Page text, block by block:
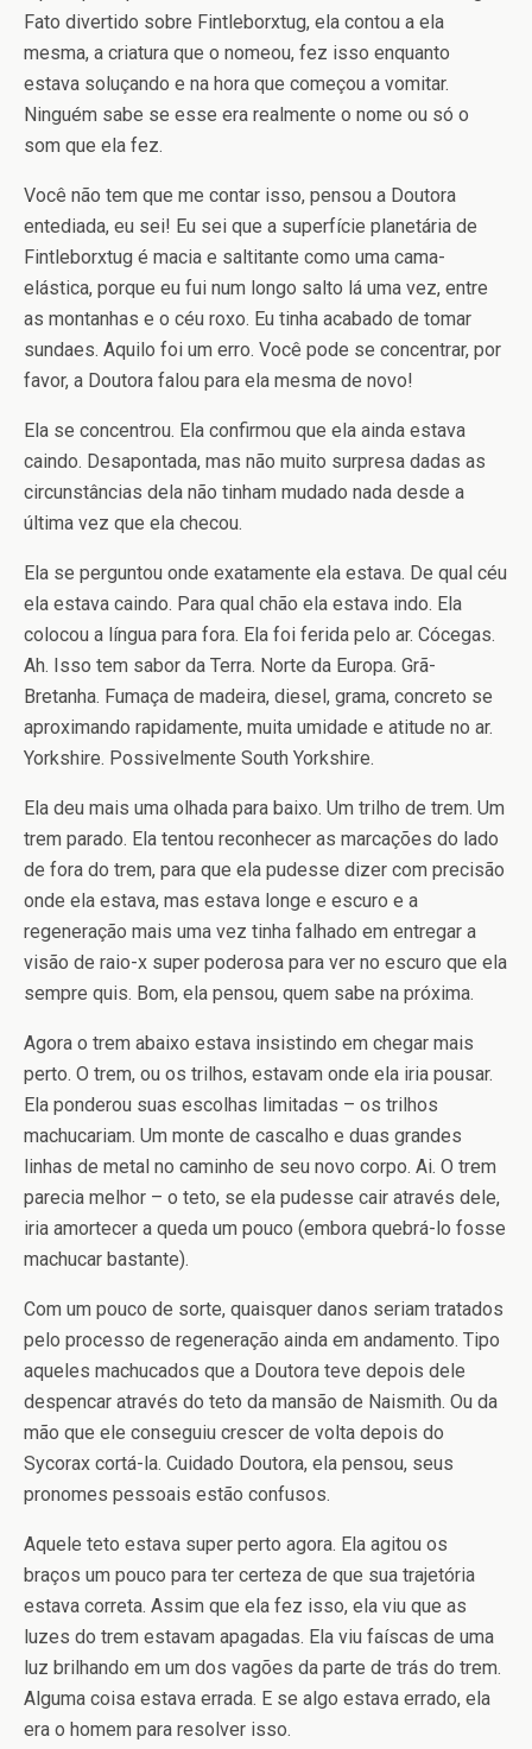
Fato divertido sobre Fintleborxtug, ela contou a ela
mesma, a criatura que o nomeou, fez isso enquanto
estava soluçando e na hora que começou a vomitar.
Ninguém sabe se esse era realmente o nome ou só o
som que ela fez.
Você não tem que me contar isso, pensou a Doutora
entediada, eu sei! Eu sei que a superfície planetária de
Fintleborxtug é macia e saltitante como uma cama-
elástica, porque eu fui num longo salto lá uma vez, entre
as montanhas e o céu roxo. Eu tinha acabado de tomar
sundaes. Aquilo foi um erro. Você pode se concentrar, por
favor, a Doutora falou para ela mesma de novo!
Ela se concentrou. Ela confirmou que ela ainda estava
caindo. Desapontada, mas não muito surpresa dadas as
circunstâncias dela não tinham mudado nada desde a
última vez que ela checou.
Ela se perguntou onde exatamente ela estava. De qual céu
ela estava caindo. Para qual chão ela estava indo. Ela
colocou a língua para fora. Ela foi ferida pelo ar. Cócegas.
Ah. Isso tem sabor da Terra. Norte da Europa. Grã-
Bretanha. Fumaça de madeira, diesel, grama, concreto se
aproximando rapidamente, muita umidade e atitude no ar.
Yorkshire. Possivelmente South Yorkshire.
Ela deu mais uma olhada para baixo. Um trilho de trem. Um
trem parado. Ela tentou reconhecer as marcações do lado
de fora do trem, para que ela pudesse dizer com precisão
onde ela estava, mas estava longe e escuro e a
regeneração mais uma vez tinha falhado em entregar a
visão de raio-x super poderosa para ver no escuro que ela
sempre quis. Bom, ela pensou, quem sabe na próxima.
Agora o trem abaixo estava insistindo em chegar mais
perto. O trem, ou os trilhos, estavam onde ela iria pousar.
Ela ponderou suas escolhas limitadas – os trilhos
machucariam. Um monte de cascalho e duas grandes
linhas de metal no caminho de seu novo corpo. Ai. O trem
parecia melhor – o teto, se ela pudesse cair através dele,
iria amortecer a queda um pouco (embora quebrá-lo fosse
machucar bastante).
Com um pouco de sorte, quaisquer danos seriam tratados
pelo processo de regeneração ainda em andamento. Tipo
aqueles machucados que a Doutora teve depois dele
despencar através do teto da mansão de Naismith. Ou da
mão que ele conseguiu crescer de volta depois do
Sycorax cortá-la. Cuidado Doutora, ela pensou, seus
pronomes pessoais estão confusos.
Aquele teto estava super perto agora. Ela agitou os
braços um pouco para ter certeza de que sua trajetória
estava correta. Assim que ela fez isso, ela viu que as
luzes do trem estavam apagadas. Ela viu faíscas de uma
luz brilhando em um dos vagões da parte de trás do trem.
Alguma coisa estava errada. E se algo estava errado, ela
era o homem para resolver isso.